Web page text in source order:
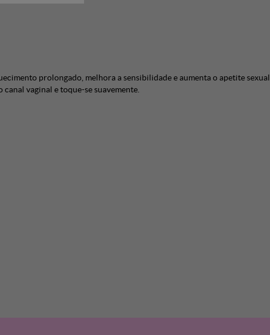
prolongado, melhora a sensibilidade e aumenta o apetite sexual.
vaginal e toque-se suavemente.